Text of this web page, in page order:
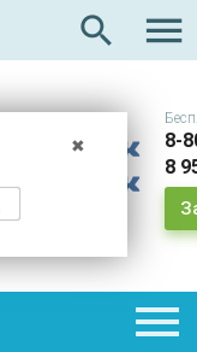
search 
✖
8-
8
